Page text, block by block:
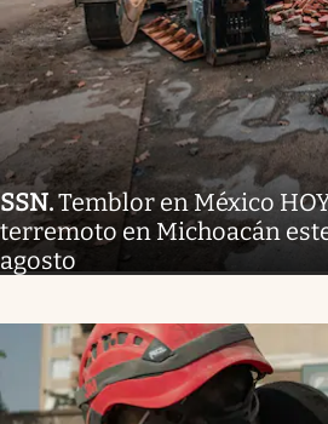
SSN.Temblor en México
terremoto en Michoacán
agosto